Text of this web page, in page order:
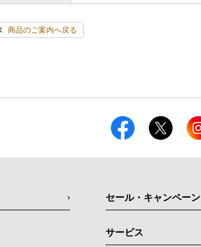
商品のご案内へ戻る
セール・キャンペーン
サービス